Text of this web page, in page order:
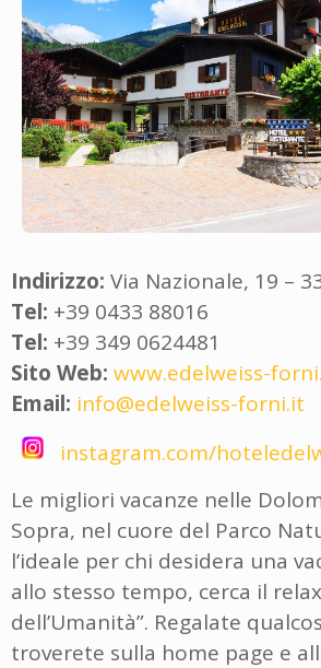
Indirizzo: Via Nazionale, 19 –
Tel: +39 0433 88016
Tel: +39 349 0624481
Sito Web: www.edelweiss-
Email: info@edelweiss-forni.it
instagram.com/
Le migliori vacanze nelle
Sopra, nel cuore del Parco
l’ideale per chi desidera una
allo stesso tempo, cerca il
dell’Umanità”. Regalate
troverete sulla home page e